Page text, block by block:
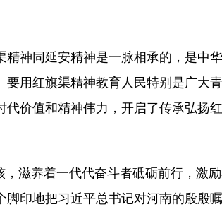
神同延安精神是一脉相承的，是中
用红旗渠精神教育人民特别是广大
价值和精神伟力，开启了传承弘扬
养着一代代奋斗者砥砺前行，激
印地把习近平总书记对河南的殷殷